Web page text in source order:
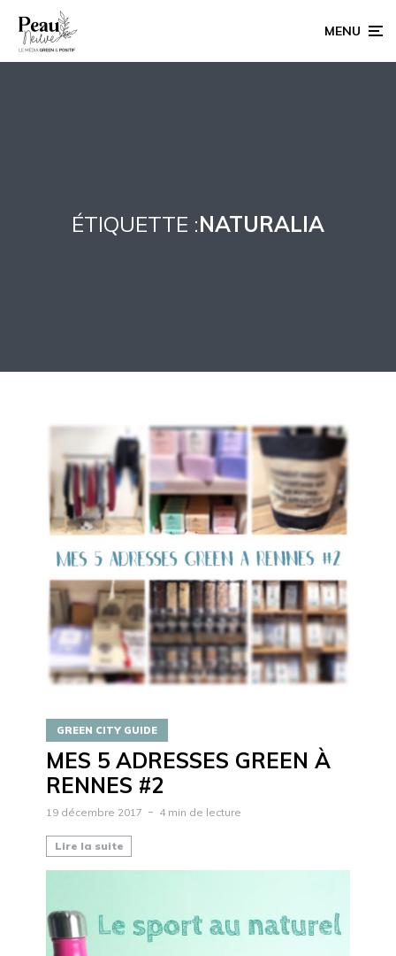
MENU
ÉTIQUETTE :NATURALIA
GREEN CITY GUIDE
MES 5 ADRESSES GREEN À
RENNES #2
19 décembre 2017 4 min de lecture
Lire la suite